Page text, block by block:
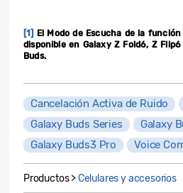
[1]
El Modo de Escucha de la
disponible en Galaxy Z Fold6, Z
Buds.
Cancelación Activa de Ruido
Galaxy Buds Series
Galaxy
Galaxy Buds3 Pro
Voice
Productos >Celulares y accesorios